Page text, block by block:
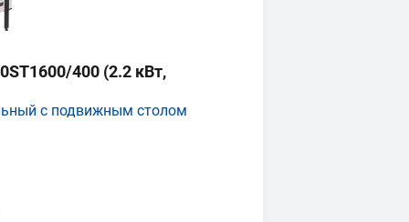
400 (2.2 кВт,
с подвижным столом